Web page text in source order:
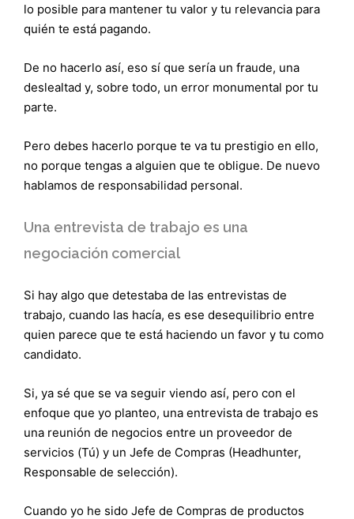
lo posible para mantener tu valor y tu relevancia para
quién te está pagando.
De no hacerlo así, eso sí que sería un fraude, una
deslealtad y, sobre todo, un error monumental por tu
parte.
Pero debes hacerlo porque te va tu prestigio en ello,
no porque tengas a alguien que te obligue. De nuevo
hablamos de responsabilidad personal.
Una entrevista de trabajo es una
negociación comercial
Si hay algo que detestaba de las entrevistas de
trabajo, cuando las hacía, es ese desequilibrio entre
quien parece que te está haciendo un favor y tu como
candidato.
Si, ya sé que se va seguir viendo así, pero con el
enfoque que yo planteo, una entrevista de trabajo es
una reunión de negocios entre un proveedor de
servicios (Tú) y un Jefe de Compras (Headhunter,
Responsable de selección).
Cuando yo he sido Jefe de Compras de productos